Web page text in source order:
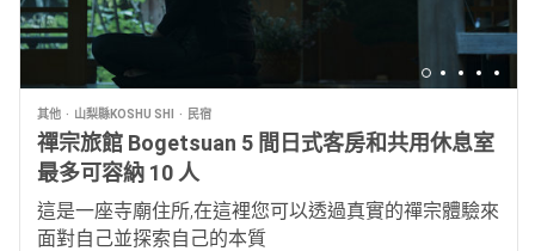
其他 山梨縣KOSHU SHI 民宿
禪宗旅館 Bogetsuan 5 間日式客房和共用休息室
最多可容納 10 人
這是一座寺廟住所,在這裡您可以透過真實的禪宗體驗來
面對自己並探索自己的本質